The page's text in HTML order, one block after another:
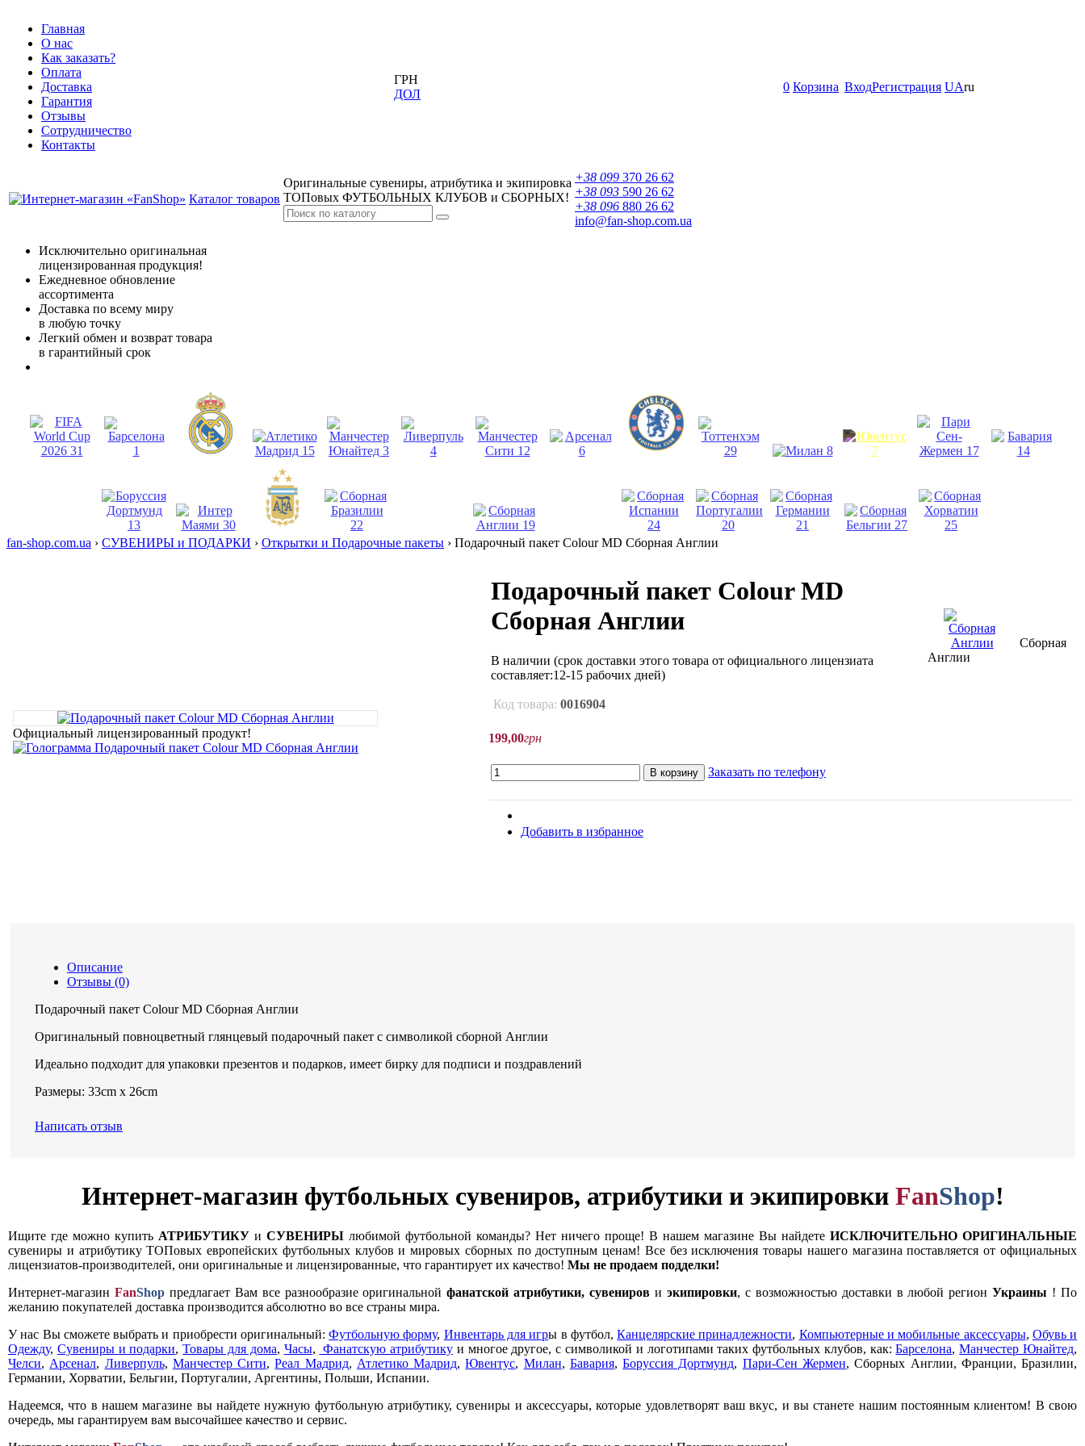
Главная
О нас
Как заказать?
Оплата
Доставка
Гарантия
Отзывы
Сотрудничество
Контакты
ГРН
ДОЛ
0 Корзина ВходРегистрация UAru
Каталог товаров
Оригинальные сувениры, атрибутика и экипировка
ТОПовых ФУТБОЛЬНЫХ КЛУБОВ и СБОРНЫХ!
+38 099 370 26 62
+38 093 590 26 62
+38 096 880 26 62
info@fan-shop.com.ua
Исключительно оригинальная
лицензированная продукция!
Ежедневное обновление
ассортимента
Доставка по всему миру
в любую точку
Легкий обмен и возврат товара
в гарантийный срок
fan-shop.com.ua › СУВЕНИРЫ и ПОДАРКИ › Открытки и Подарочные пакеты › Подарочный пакет Colour MD Сборная Англии
Официальный лицензированный продукт!
Подарочный пакет Colour MD
Сборная Англии
В наличии (срок доставки этого товара от официального лицензиата
составляет:12-15 рабочих дней)
Код товара: 0016904
Сборная
Англии
199,00грн
В корзину Заказать по телефону
Добавить в избранное
Описание
Отзывы (0)
Подарочный пакет Colour MD Сборная Англии
Оригинальный повноцветный глянцевый подарочный пакет с символикой сборной Англии
Идеально подходит для упаковки презентов и подарков, имеет бирку для подписи и поздравлений
Размеры: 33cm x 26cm
Написать отзыв
Интернет-магазин футбольных сувениров, атрибутики и экипировки FanShop!
Ищите где можно купить АТРИБУТИКУ и СУВЕНИРЫ любимой футбольной команды? Нет ничего проще! В нашем магазине Вы найдете ИСКЛЮЧИТЕЛЬНО ОРИГИНАЛЬНЫЕ
сувениры и атрибутику ТОПовых европейских футбольных клубов и мировых сборных по доступным ценам! Все без исключения товары нашего магазина поставляется от официальных
лицензиатов-производителей, они оригинальные и лицензированные, что гарантирует их качество! Мы не продаем подделки!
Интернет-магазин FanShopпредлагает Вам все разнообразие оригинальнойфанатской атрибутики, сувениров и экипировки, с возможностью доставки в любой регионУкраины ! По
желанию покупателей доставка производится абсолютно во все страны мира.
У нас Вы сможете выбрать и приобрести оригинальный:Футбольную форму, Инвентарь для игры в футбол,Канцелярские принадлежности, Компьютерные и мобильные аксессуары, Обувь и
Одежду, Сувениры и подарки,Товары для дома, Часы, Фанатскую атрибутикуи многое другое, с символикой и логотипами таких футбольных клубов, как:Барселона,Манчестер Юнайтед,
Челси, Арсенал, Ливерпуль, Манчестер Сити,Реал Мадрид, Атлетико Мадрид,Ювентус, Милан, Бавария,Боруссия Дортмунд, Пари-Сен Жермен, Сборных Англии, Франции, Бразилии,
Германии, Хорватии, Бельгии, Португалии, Аргентины, Польши, Испании.
Надеемся, что в нашем магазине вы найдете нужную футбольную атрибутику, сувениры и аксессуары, которые удовлетворят ваш вкус, и вы станете нашим постоянным клиентом! В свою
очередь, мы гарантируем вам высочайшее качество и сервис.